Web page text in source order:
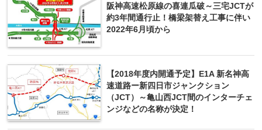
阪神高速松原線の喜連瓜破～三宅JCTが
約3年間通行止！橋梁架替え工事に伴い
2022年6月頃から
【2018年度内開通予定】E1A 新名神高
速道路ー新四日市ジャンクション
（JCT）～亀山西JCT間のインターチェ
ンジなどの名称が決定！